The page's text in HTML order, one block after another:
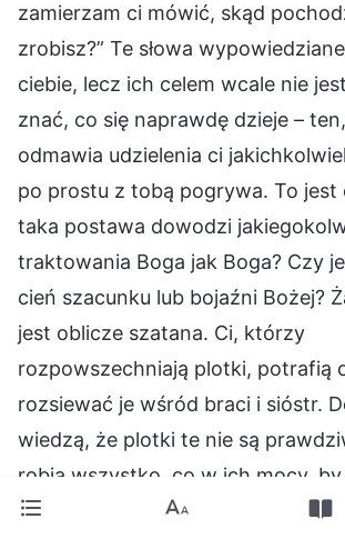
zamierzam ci mówić, skąd
zrobisz?” Te słowa
ciebie, lecz ich celem wcale nie
znać, co się naprawdę dzieje –
odmawia udzielenia ci
po prostu z tobą pogrywa. To jest
taka postawa dowodzi
traktowania Boga jak Boga? Czy
cień szacunku lub bojaźni Bożej?
jest oblicze szatana. Ci, którzy
rozpowszechniają plotki, potrafią
rozsiewać je wśród braci i sióstr.
wiedzą, że plotki te nie są
robią wszystko, co w ich mocy, by
rozpowszechniać, wykorzystując